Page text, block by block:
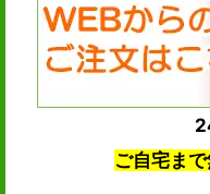
ご自宅ま